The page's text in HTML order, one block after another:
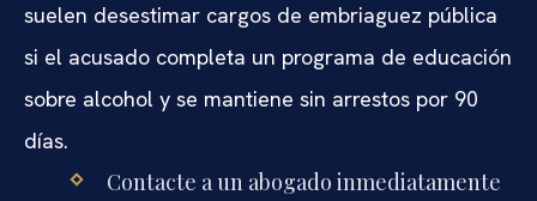
suelen desestimar cargos de embriaguez pública
si el acusado completa un programa de educación
sobre alcohol y se mantiene sin arrestos por 90
días.
Contacte a un abogado inmediatamente